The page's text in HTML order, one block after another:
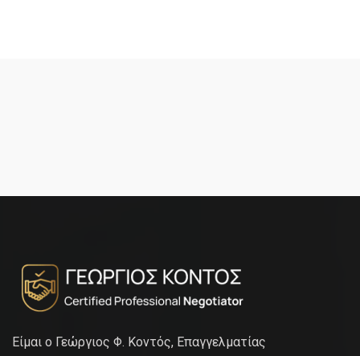
Είμαι ο Γεώργιος Φ. Κοντός, Επαγγελματίας